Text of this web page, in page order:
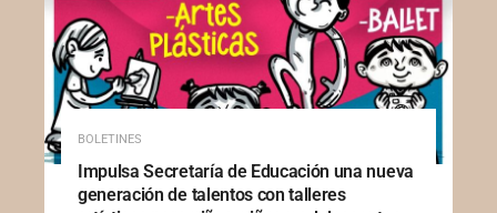
BOLETINES
Impulsa Secretaría de Educación una nueva
generación de talentos con talleres